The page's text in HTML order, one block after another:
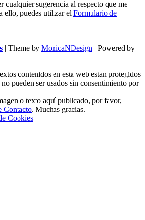
cualquier sugerencia al respecto que me
ello, puedes utilizar el Formulario de
| Theme by MonicaNDesign | Powered by
contenidos en esta web estan protegidos
pueden ser usados sin consentimiento por
o texto aquí publicado, por favor,
Contacto. Muchas gracias.
Cookies